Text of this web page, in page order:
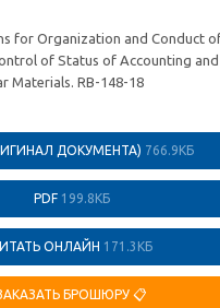
for Organization and Conduct
of Status of Accounting and
Materials. RB-148-18
ДОКУМЕНТА) 766.9КБ
PDF 199.8КБ
ОНЛАЙН 171.3КБ
БРОШЮРУ 📋